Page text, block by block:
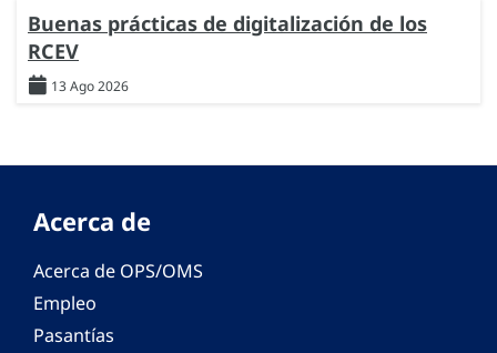
Buenas prácticas de digitalización de los
RCEV
13 Ago 2026
Acerca de
Acerca de OPS/OMS
Empleo
Pasantías